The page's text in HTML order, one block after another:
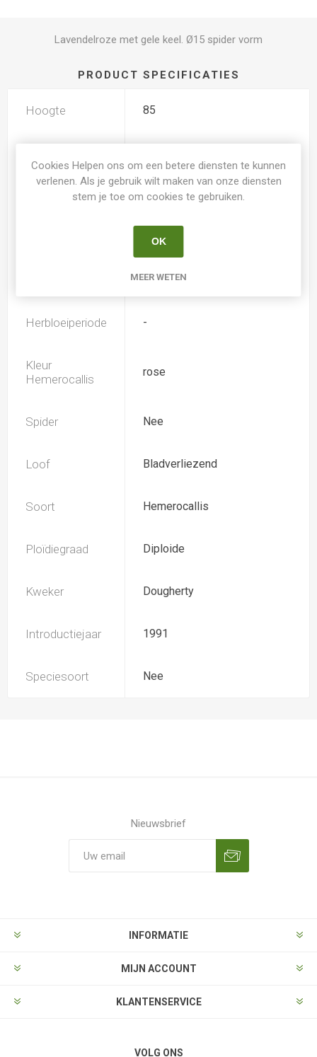
Lavendelroze met gele keel. Ø15 spider vorm
PRODUCT SPECIFICATIES
Hoogte 85
Dubbele bloem Nee
15.0
Juli
Herbloeiperiode -
Kleur
Hemerocallis
rose
Spider Nee
Loof Bladverliezend
Soort Hemerocallis
Ploïdiegraad Diploide
Kweker Dougherty
Introductiejaar 1991
Speciesoort Nee
Nieuwsbrief
INFORMATIE
MIJN ACCOUNT
KLANTENSERVICE
VOLG ONS
Cookies Helpen ons om een betere diensten te kunnen
verlenen. Als je gebruik wilt maken van onze diensten
stem je toe om cookies te gebruiken.
OK
MEER WETEN